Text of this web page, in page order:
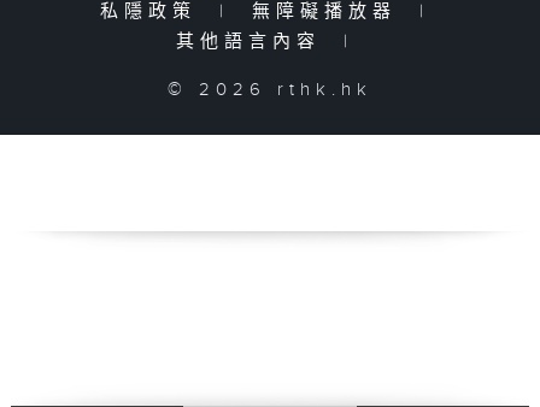
私隱政策
| 無障礙播放器
|
其他語言內容
|
© 2026 rthk.hk